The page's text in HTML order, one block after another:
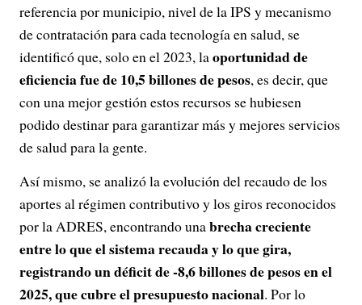
referencia por municipio, nivel de la IPS y mecanismo
de contratación para cada tecnología en salud, se
identificó que, solo en el 2023, laoportunidad de
eficiencia fue de 10,5 billones de pesos, es decir, que
con una mejor gestión estos recursos se hubiesen
podido destinar para garantizar más y mejores servicios
de salud para la gente.
Así mismo, se analizó la evolución del recaudo de los
aportes al régimen contributivo y los giros reconocidos
por la ADRES, encontrando unabrecha creciente
entre lo que el sistema recauda y lo que gira,
registrando un déficit de -8,6 billones de pesos en el
2025, que cubre el presupuesto nacional. Por lo